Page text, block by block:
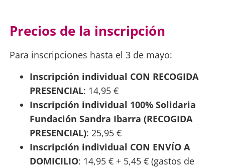
Precios de la inscripción
Para inscripciones hasta el 3 de mayo:
Inscripción individual CON RECOGIDA
PRESENCIAL: 14,95 €
Inscripción individual 100% Solidaria
Fundación Sandra Ibarra (RECOGIDA
PRESENCIAL): 25,95 €
Inscripción individual CON ENVÍO A
DOMICILIO: 14,95 € + 5,45 € (gastos de